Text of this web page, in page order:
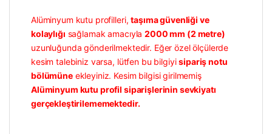
Alüminyum kutu profilleri,taşıma güvenliği ve
kolaylığı sağlamak amacıyla2000 mm (2 metre)
uzunluğunda gönderilmektedir. Eğer özel ölçülerde
kesim talebiniz varsa, lütfen bu bilgiyisipariş notu
bölümüneekleyiniz. Kesim bilgisi girilmemiş
Alüminyum kutu profil siparişlerinin sevkiyatı
gerçekleştirilememektedir.